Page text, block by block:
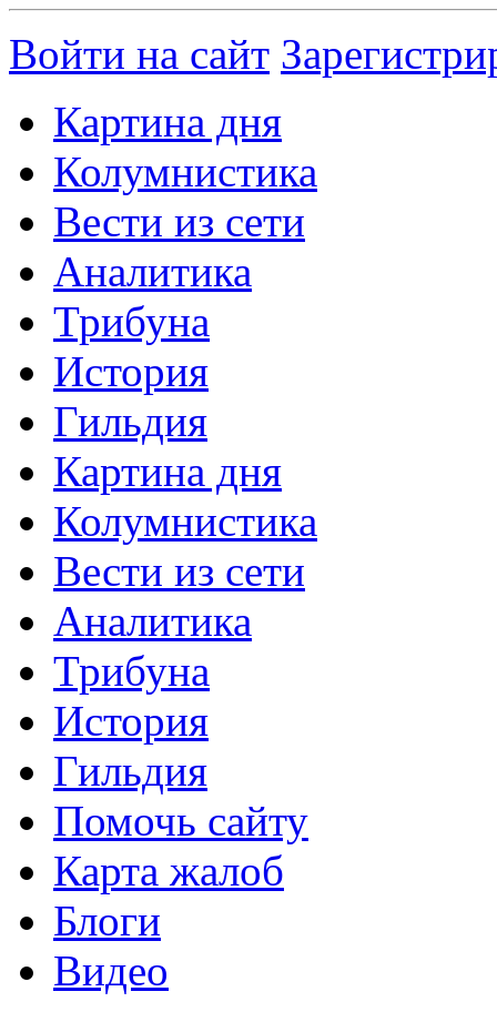
Войти на сайт
Картина дня
Колумнистика
Вести из сети
Аналитика
Трибуна
История
Гильдия
Картина дня
Колумнистика
Вести из сети
Аналитика
Трибуна
История
Гильдия
Помочь сайту
Карта жалоб
Блоги
Видео